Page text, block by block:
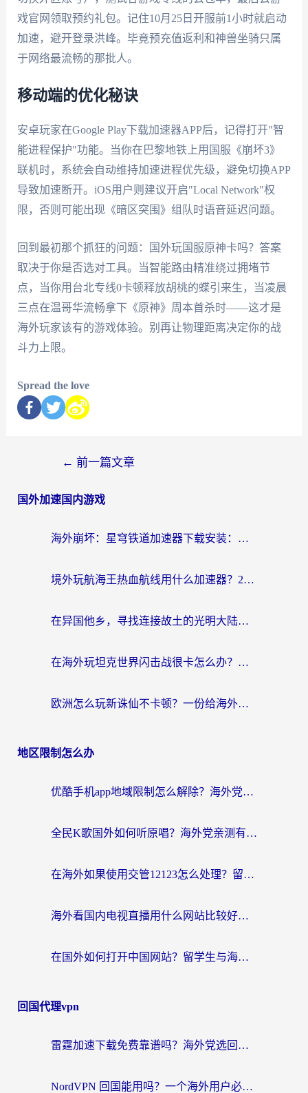
戏官网领取预约礼包。记住10月25日开服前1小时就启动
加速，避开登录洪峰。毕竟预充值返利和神兽坐骑只属
于网络最流畅的那批人。
移动端的优化秘诀
安卓玩家在Google Play下载加速器APP后，记得打开"智
能进程保护"功能。当你在巴黎地铁上用国服《崩坏3》
联机时，系统会自动维持加速进程优先级，避免切换APP
导致加速断开。iOS用户则建议开启"Local Network"权
限，否则可能出现《暗区突围》组队时语音延迟问题。
回到最初那个抓狂的问题：国外玩国服原神卡吗？答案
取决于你是否选对工具。当智能路由精准绕过拥堵节
点，当你用台北专线0卡顿释放胡桃的蝶引来生，当凌晨
三点在温哥华流畅拿下《原神》周本首杀时——这才是
海外玩家该有的游戏体验。别再让物理距离决定你的战
斗力上限。
Spread the love
← 前一篇文章
国外加速国内游戏
海外崩坏：星穹铁道加速器下载安装：一份给游子的终极网络指南
境外玩航海王热血航线用什么加速器？2026海外玩家实测最优方案（附欧洲问道堡垒前线加速技巧）
在异国他乡，寻找连接故土的光明大陆免费加速器
在海外玩坦克世界闪击战很卡怎么办？老玩家亲测有效的加速器选择指南
欧洲怎么玩新诛仙不卡顿？一份给海外游子的国服游戏畅玩指南
地区限制怎么办
优酷手机app地域限制怎么解除？海外党亲测有效的追剧方案
全民K歌国外如何听原唱？海外党亲测有效的回国加速器选择指南
在海外如果使用交管12123怎么处理？留学生亲测有效的回国加速方案
海外看国内电视直播用什么网站比较好？一篇解决你所有追剧难题的实用指南
在国外如何打开中国网站？留学生与海外华人的无缝访问指南
回国代理vpn
雷霆加速下载免费靠谱吗？海外党选回国加速器的避坑指南（附热门工具对比）
NordVPN 回国能用吗？一个海外用户必须面对的真实困境